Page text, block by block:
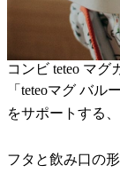
コンビ teteo マグ
「teteoマグ バル
をサポートする
フタと飲み口の